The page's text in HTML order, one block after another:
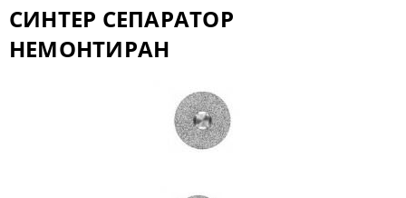
СИНТЕР СЕПАРАТОР
НЕМОНТИРАН